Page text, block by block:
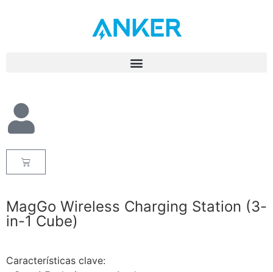
MagGo Wireless Charging Station (3-
in-1 Cube)
Características clave: